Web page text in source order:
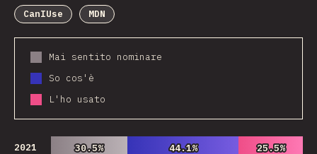
CanIUse
MDN
Mai sentito nominare
So cos'è
L'ho usato
2021 30.5%
30.5% 44.1%
44.1% 25.5%
25.5%